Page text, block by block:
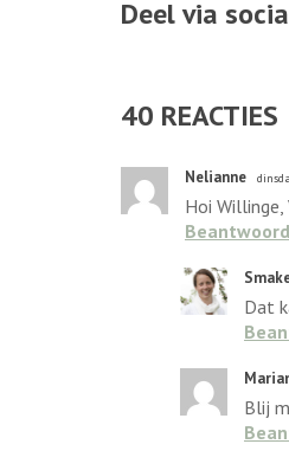
Deel via
40 REACTIES
Nelianne
Hoi
Dat
Blij